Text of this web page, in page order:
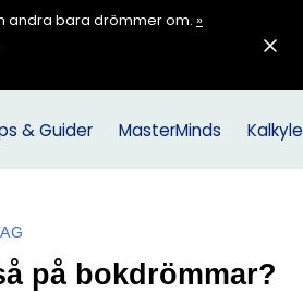
andra bara drömmer om. »
& Guider MasterMinds
på bokdrömmar?